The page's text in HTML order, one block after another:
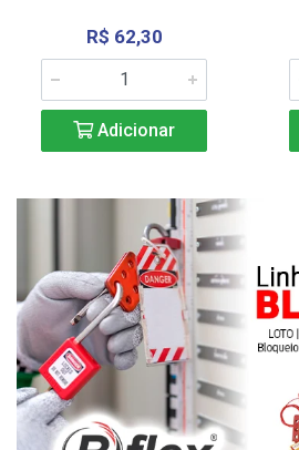
R$ 62,30
Adicionar